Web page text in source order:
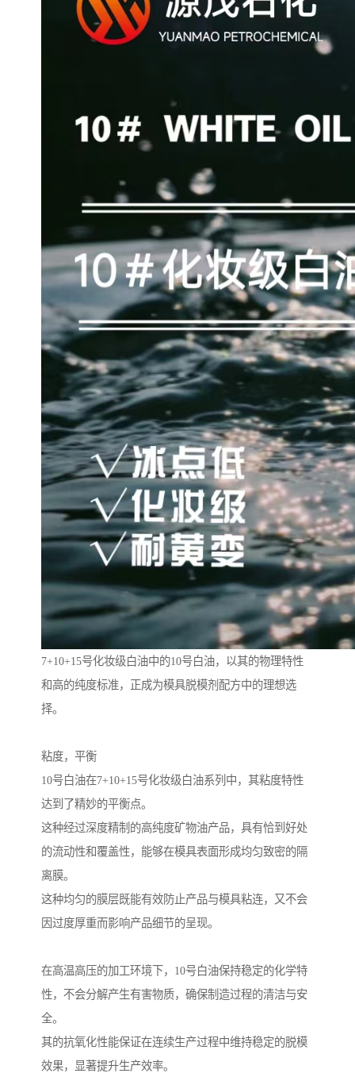
7+10+15号化妆级白油中的10号白油，以其的物理特性
和高的纯度标准，正成为模具脱模剂配方中的理想选
择。
粘度，平衡
10号白油在7+10+15号化妆级白油系列中，其粘度特性
达到了精妙的平衡点。
这种经过深度精制的高纯度矿物油产品，具有恰到好处
的流动性和覆盖性，能够在模具表面形成均匀致密的隔
离膜。
这种均匀的膜层既能有效防止产品与模具粘连，又不会
因过度厚重而影响产品细节的呈现。
在高温高压的加工环境下，10号白油保持稳定的化学特
性，不会分解产生有害物质，确保制造过程的清洁与安
全。
其的抗氧化性能保证在连续生产过程中维持稳定的脱模
效果，显著提升生产效率。